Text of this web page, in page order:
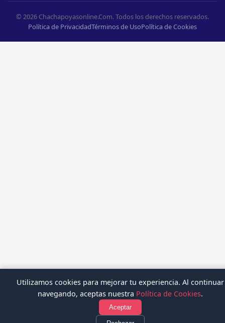
© 2026 Chachapoyasonline.Com. Todos los derechos reservados.
Política de PrivacidadTérminos de UsoPolítica de Cookies
Utilizamos cookies para mejorar tu experiencia. Al continuar
navegando, aceptas nuestra Política de Cookies.
Aceptar